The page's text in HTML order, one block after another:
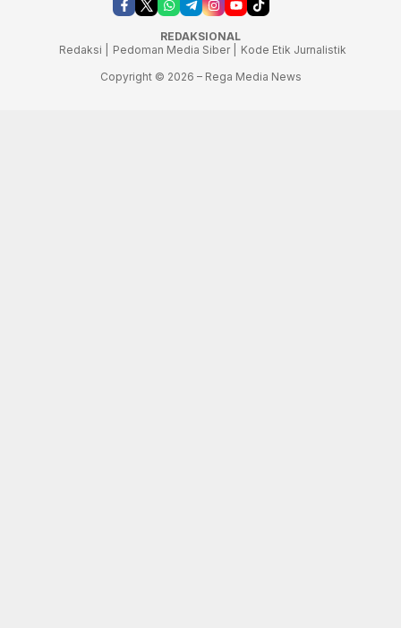
REDAKSIONAL
Redaksi |
Pedoman Media Siber |
Kode Etik Jurnalistik
Copyright © 2026 – Rega Media News